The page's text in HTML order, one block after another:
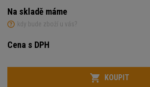
Na skladě máme
kdy bude zboží u vás?
Cena s DPH
Počet
KOUPIT